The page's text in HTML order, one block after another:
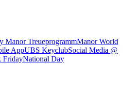
Manor TreueprogrammManor World
AppUBS KeyclubSocial Media @
FridayNational Day